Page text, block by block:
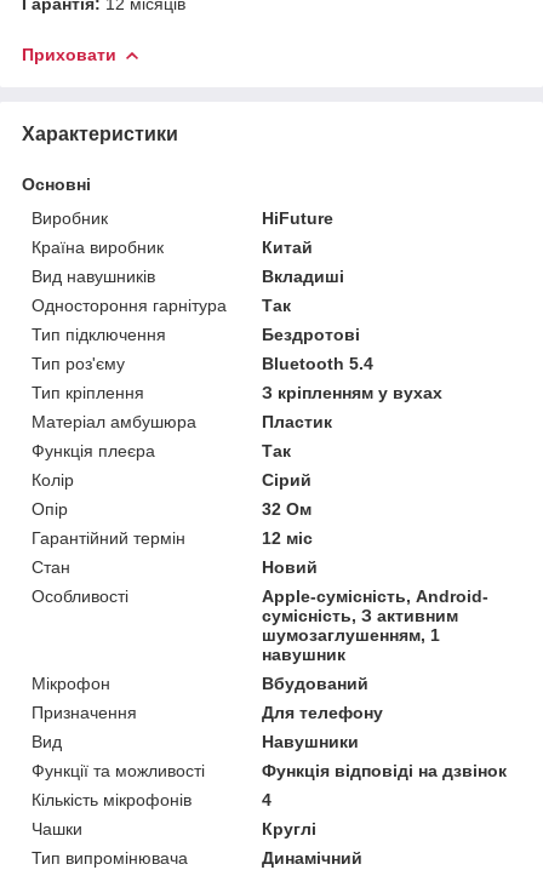
Приховати
Характеристики
Основні
Виробник
HiFuture
Країна виробник
Китай
Вид навушників
Вкладиші
Одностороння гарнітура
Так
Тип підключення
Бездротові
Тип роз'єму
Bluetooth 5.4
Тип кріплення
З кріпленням у вухах
Матеріал амбушюра
Пластик
Функція плеєра
Так
Колір
Сірий
Опір
32 Ом
Гарантійний термін
12 міс
Стан
Новий
Особливості
Apple-сумісність, Android-
сумісність, З активним
шумозаглушенням, 1
навушник
Мікрофон
Вбудований
Призначення
Для телефону
Вид
Навушники
Функції та можливості
Функція відповіді на дзвінок
Кількість мікрофонів
4
Чашки
Круглі
Тип випромінювача
Динамічний